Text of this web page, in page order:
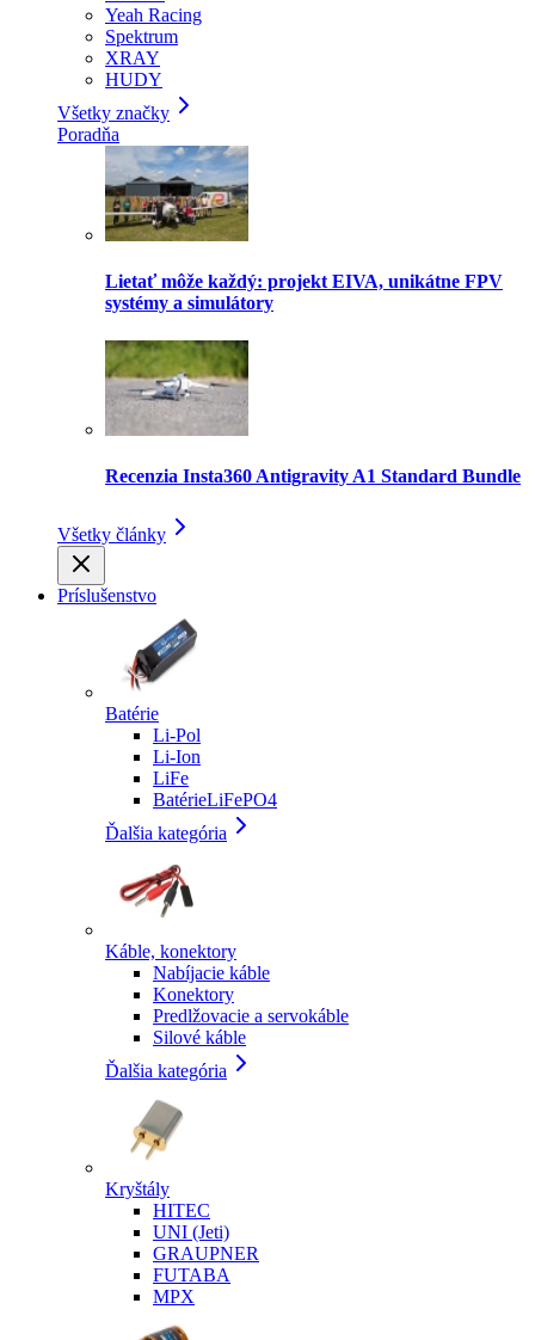
Yeah Racing
Spektrum
XRAY
HUDY
Všetky značky
Poradňa
Lietať môže každý: projekt EIVA, unikátne FPV
systémy a simulátory
Recenzia Insta360 Antigravity A1 Standard Bundle
Všetky články
Príslušenstvo
Batérie
Li-Pol
Li-Ion
LiFe
BatérieLiFePO4
Ďalšia kategória
Káble, konektory
Nabíjacie káble
Konektory
Predlžovacie a servokáble
Silové káble
Ďalšia kategória
Kryštály
HITEC
UNI (Jeti)
GRAUPNER
FUTABA
MPX